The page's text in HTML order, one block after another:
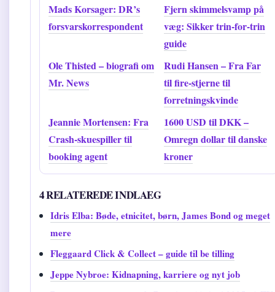
Mads Korsager: DR’s
forsvarskorrespondent
Fjern skimmelsvamp på
væg: Sikker trin-for-trin
guide
Ole Thisted – biografi om
Mr. News
Rudi Hansen – Fra Far
til fire-stjerne til
forretningskvinde
Jeannie Mortensen: Fra
Crash-skuespiller til
booking agent
1600 USD til DKK –
Omregn dollar til danske
kroner
4 RELATEREDE INDLAEG
Idris Elba: Bøde, etnicitet, børn, James Bond og meget
mere
Fleggaard Click & Collect – guide til be tilling
Jeppe Nybroe: Kidnapning, karriere og nyt job